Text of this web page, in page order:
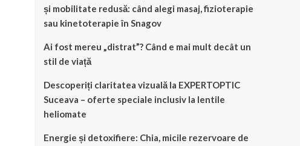
și mobilitate redusă: când alegi masaj, fizioterapie
sau kinetoterapie în Snagov
Ai fost mereu „distrat”? Când e mai mult decât un
stil de viață
Descoperiți claritatea vizuală la EXPERTOPTIC
Suceava – oferte speciale inclusiv la lentile
heliomate
Energie și detoxifiere: Chia, micile rezervoare de